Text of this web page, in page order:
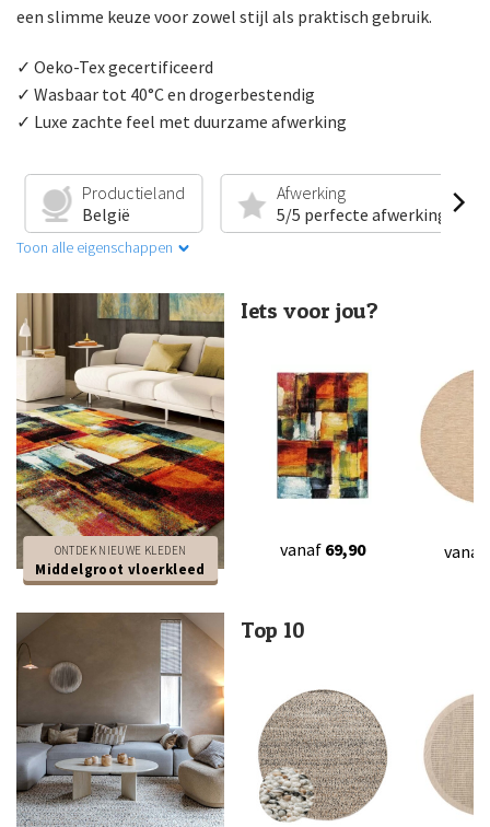
een slimme keuze voor zowel stijl als praktisch gebruik.
✓ Oeko-Tex gecertificeerd
✓ Wasbaar tot 40°C en drogerbestendig
✓ Luxe zachte feel met duurzame afwerking
Productieland
België
Afwerking
5/5 perfecte afwerking
Toon alle eigenschappen
ONTDEK NIEUWE KLEDEN
Middelgroot vloerkleed
Iets voor jou?
vanaf 69,90 vanaf
Top 10